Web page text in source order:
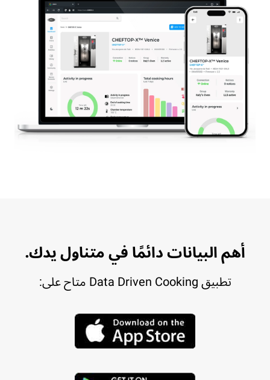
أهم البيانات دائمًا في متناول يدك.
تطبيق Data Driven Cooking متاح على: